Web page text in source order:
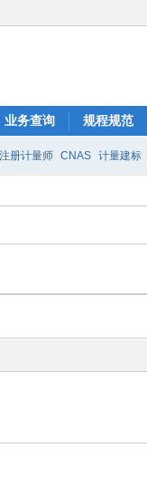
业务查询 规程规范
注册计量师 CNAS 计量建标